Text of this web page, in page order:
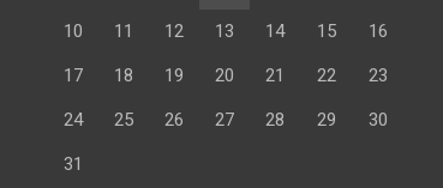
10 11 12 13 14 15 16
17 18 19 20 21 22 23
24 25 26 27 28 29 30
31